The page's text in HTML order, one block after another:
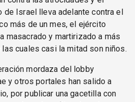
Israel lleva adelante contra el
más de un mes, el ejército
masacrado y martirizado a más
cuales casi la mitad son niños.
mordaza del lobby
y otros portales han salido a
por publicar una gacetilla con